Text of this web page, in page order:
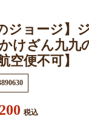
ジョージ】
けざん九九
空便不可】
税込